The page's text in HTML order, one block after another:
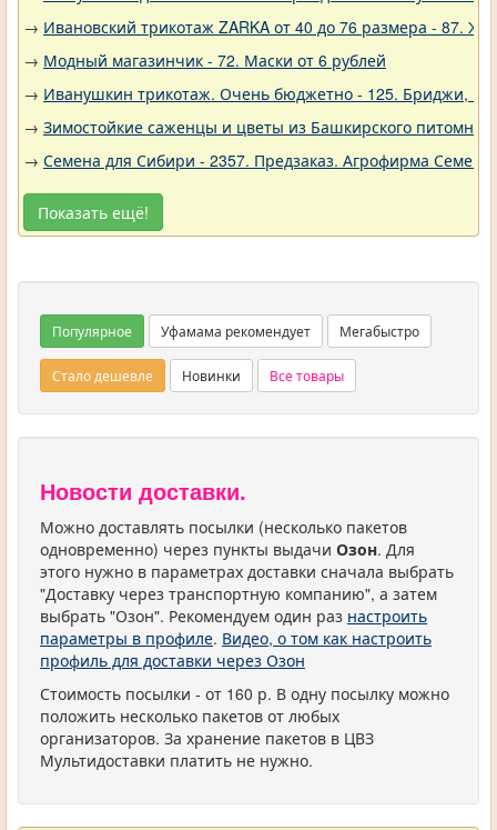
→ Ивановский трикотаж ZARKA от 40 до 76 размера - 87.
→ Модный магазинчик - 72. Маски от 6 рублей
→ Иванушкин трикотаж. Очень бюджетно - 125. Бриджи,
→ Зимостойкие саженцы и цветы из Башкирского
→ Семена для Сибири - 2357. Предзаказ. Агрофирма
Показать ещё!
Популярное Уфамама рекомендует Мегабыстро
Стало дешевле Новинки Все товары
Новости доставки.
Можно доставлять посылки (несколько пакетов
одновременно) через пункты выдачи Озон. Для
этого нужно в параметрах доставки сначала выбрать
"Доставку через транспортную компанию", а затем
выбрать "Озон". Рекомендуем один раз настроить
параметры в профиле. Видео, о том как настроить
профиль для доставки через Озон
Стоимость посылки - от 160 р. В одну посылку можно
положить несколько пакетов от любых
организаторов. За хранение пакетов в ЦВЗ
Мультидоставки платить не нужно.